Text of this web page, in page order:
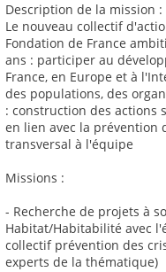
Description de la mission :
Le nouveau collectif
Fondation de France
ans : participer au
France, en Europe et à
des populations, des
: construction des
en lien avec la prévention
transversal à l'équipe
Missions :
- Recherche de projets à
Habitat/Habitabilité avec
collectif prévention des
experts de la thématique)